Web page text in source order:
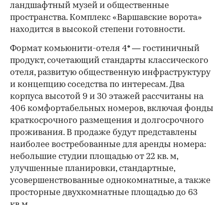
ландшафтный музей и общественные
пространства. Комплекс «Варшавские ворота»
находится в высокой степени готовности.
Формат комьюнити-отеля 4* — гостиничный
продукт, сочетающий стандарты классического
отеля, развитую общественную инфраструктуру
и концепцию соседства по интересам. Два
корпуса высотой 9 и 30 этажей рассчитаны на
406 комфортабельных номеров, включая фонды
краткосрочного размещения и долгосрочного
проживания. В продаже будут представлены
наиболее востребованные для аренды номера:
небольшие студии площадью от 22 кв. м,
улучшенные планировки, стандартные,
усовершенствованные однокомнатные, а также
просторные двухкомнатные площадью до 63